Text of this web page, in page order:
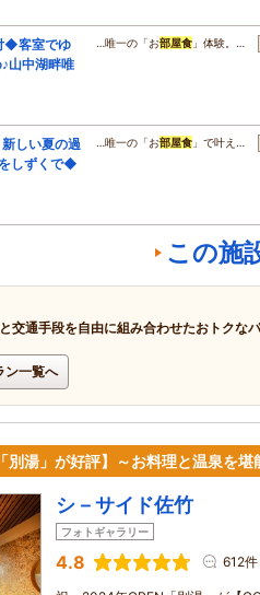
◆客室でゆ
山中湖畔唯
…唯一の「お部屋食 」体験。…
新しい夏の過
しずくで◆
…唯一の「お部屋食 」で叶え…
この施
交通手段を自由に組み合わせたおトクな
ン一覧へ
別湯」が好評】～お料理と温泉を堪
シ－サイド佐竹
フォトギャラリー
4.8 612件